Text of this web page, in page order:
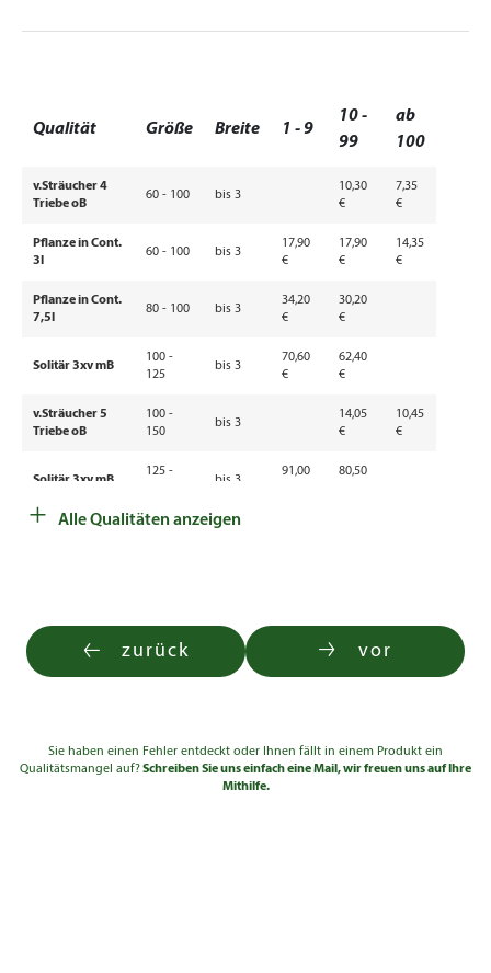
Qualität Größe Breite 1 - 9
10 -
99
ab
100
v.Sträucher 4
Triebe oB
60 - 100 bis 3
10,30
€
7,35
€
Pflanze in Cont.
3l
60 - 100 bis 3
17,90
€
17,90
€
14,35
€
Pflanze in Cont.
7,5l
80 - 100 bis 3
34,20
€
30,20
€
Solitär 3xv mB
100 -
125
bis 3
70,60
€
62,40
€
v.Sträucher 5
Triebe oB
100 -
150
bis 3
14,05
€
10,45
€
Solitär 3xv mB
125 -
bis 3
91,00
80,50
150 -
Solitär 3xv mB
200 -
250
+ Alle Qualitäten anzeigen
zurück vor
Sie haben einen Fehler entdeckt oder Ihnen fällt in einem Produkt ein
Qualitätsmangel auf?Schreiben Sie uns einfach eine Mail, wir freuen uns auf Ihre
Mithilfe.